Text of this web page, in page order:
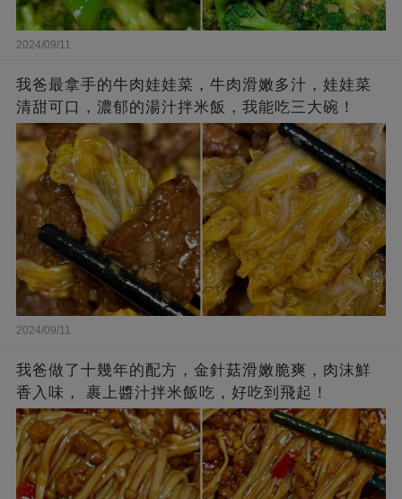
2024/09/11
我爸最拿手的牛肉娃娃菜，牛肉滑嫩多汁，娃娃菜
清甜可口，濃郁的湯汁拌米飯，我能吃三大碗！
2024/09/11
我爸做了十幾年的配方，金針菇滑嫩脆爽，肉沫鮮
香入味， 裹上醬汁拌米飯吃，好吃到飛起！